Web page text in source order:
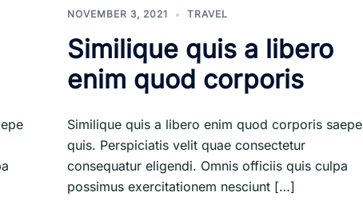
NOVEMBER 3, 2021 TRAVEL
Similique quis a libero
enim quod corporis
Similique quis a libero enim quod corporis saepe
quis. Perspiciatis velit quae consectetur
consequatur eligendi. Omnis officiis quis culpa
possimus exercitationem nesciunt […]